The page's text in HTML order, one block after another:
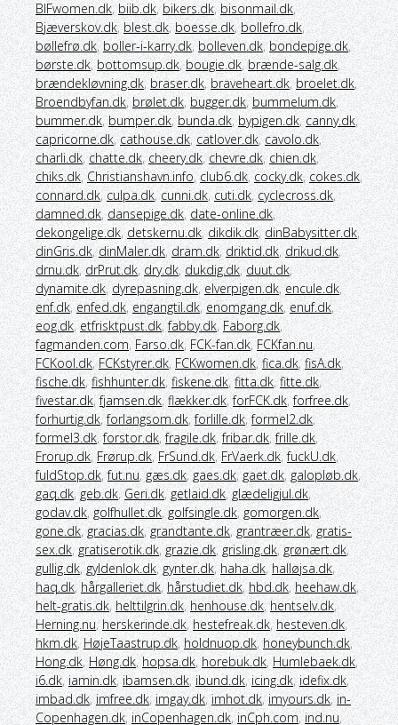
BIFwomen.dk, biib.dk, bikers.dk, bisonmail.dk,
Bjæverskov.dk, blest.dk, boesse.dk, bollefro.dk,
bøllefrø.dk, boller-i-karry.dk, bolleven.dk, bondepige.dk,
børste.dk, bottomsup.dk, bougie.dk, brænde-salg.dk,
brændekløvning.dk, braser.dk, braveheart.dk, broelet.dk,
Broendbyfan.dk, brølet.dk, bugger.dk, bummelum.dk,
bummer.dk, bumper.dk, bunda.dk, bypigen.dk, canny.dk,
capricorne.dk, cathouse.dk, catlover.dk, cavolo.dk,
charli.dk, chatte.dk, cheery.dk, chevre.dk, chien.dk,
chiks.dk, Christianshavn.info, club6.dk, cocky.dk, cokes.dk,
connard.dk, culpa.dk, cunni.dk, cuti.dk, cyclecross.dk,
damned.dk, dansepige.dk, date-online.dk,
dekongelige.dk, detskernu.dk, dikdik.dk, dinBabysitter.dk,
dinGris.dk, dinMaler.dk, dram.dk, driktid.dk, drikud.dk,
drnu.dk, drPrut.dk, dry.dk, dukdig.dk, duut.dk,
dynamite.dk, dyrepasning.dk, elverpigen.dk, encule.dk,
enf.dk, enfed.dk, engangtil.dk, enomgang.dk, enuf.dk,
eog.dk, etfrisktpust.dk,fabby.dk, Faborg.dk,
fagmanden.com, Farso.dk, FCK-fan.dk, FCKfan.nu,
FCKool.dk, FCKstyrer.dk, FCKwomen.dk, fica.dk, fisA.dk,
fische.dk, fishhunter.dk, fiskene.dk, fitta.dk, fitte.dk,
fivestar.dk,fjamsen.dk, flækker.dk,forFCK.dk,forfree.dk,
forhurtig.dk,forlangsom.dk,forlille.dk,formel2.dk,
formel3.dk,forstor.dk,fragile.dk,fribar.dk,frille.dk,
Frorup.dk, Frørup.dk, FrSund.dk, FrVaerk.dk,fuckU.dk,
fuldStop.dk,fut.nu, gæs.dk, gaes.dk, gaet.dk, galopløb.dk,
gaq.dk, geb.dk, Geri.dk, getlaid.dk, glædeligjul.dk,
godav.dk, golfhullet.dk, golfsingle.dk, gomorgen.dk,
gone.dk, gracias.dk, grandtante.dk, grantræer.dk, gratis-
sex.dk, gratiserotik.dk, grazie.dk, grisling.dk, grønært.dk,
gullig.dk, gyldenlok.dk, gynter.dk, haha.dk, halløjsa.dk,
haq.dk, hårgalleriet.dk, hårstudiet.dk, hbd.dk, heehaw.dk,
helt-gratis.dk, helttilgrin.dk, henhouse.dk, hentselv.dk,
Herning.nu, herskerinde.dk, hestefreak.dk, hesteven.dk,
hkm.dk, HøjeTaastrup.dk, holdnuop.dk, honeybunch.dk,
Hong.dk, Høng.dk, hopsa.dk, horebuk.dk, Humlebaek.dk,
i6.dk, iamin.dk, ibamsen.dk, ibund.dk, icing.dk, idefix.dk,
imbad.dk, imfree.dk, imgay.dk, imhot.dk, imyours.dk, in-
Copenhagen.dk, inCopenhagen.dk, inCph.com, ind.nu,